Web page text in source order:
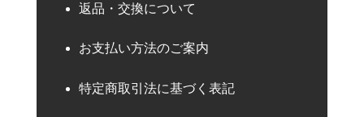
返品・交換について
お支払い方法のご案内
特定商取引法に基づく表記